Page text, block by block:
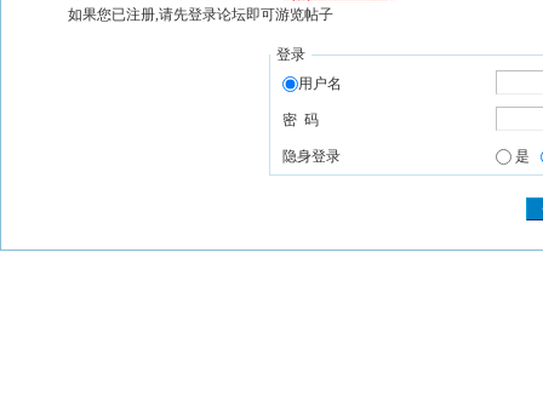
如果您已注册,请先登录论坛即可游览帖子
登录
用户名
密 码
隐身登录 是